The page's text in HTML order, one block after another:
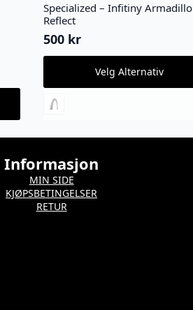
Specialized – Infitiny Armadillo
Reflect
500 kr
Velg Alternativ
Dette
har
flere
kan
på
produktsiden
Informasjon
MIN SIDE
KJØPSBETINGELSER
RETUR